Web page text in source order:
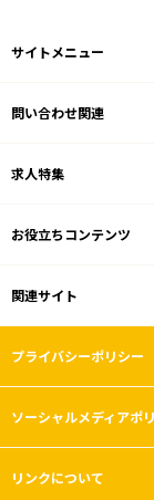
福岡市博多区
ホームセンター
雇用形態
こだわり条件
フリーワード
サイトメニュー
問い合わせ関連
求人特集
お役立ちコンテンツ
関連サイト
プライバシーポリシー
ソーシャルメディアポ
リンクについて